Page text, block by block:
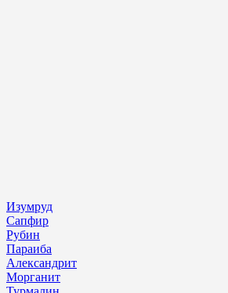
Изумруд
Сапфир
Рубин
Параиба
Александрит
Морганит